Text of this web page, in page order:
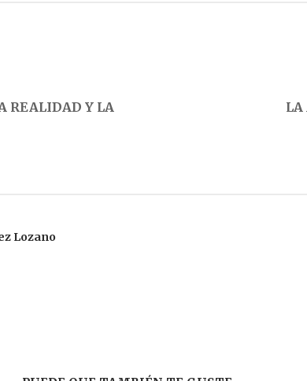
REALIDAD Y LA
LA
Lozano